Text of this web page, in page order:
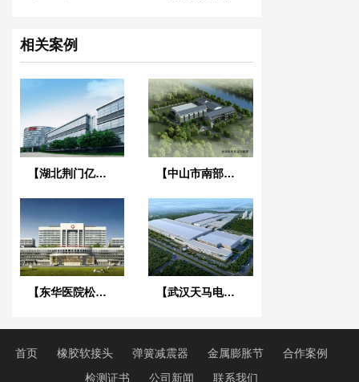
相关案例
【湖北荆门亿纬创能锂电池BM项目】弹簧减震器合同 【中山市南部三镇取水口上移工程】橡胶接头合同
【东华医院松山湖院区3号心脑血管大楼】减振降噪合同 【武汉天马电子新型显示产业中心】废水系统橡胶接头合同
首页 橡胶软接头 弹簧减震器 金属膨胀节
合作案例
检测证书
公司新闻 联系我们